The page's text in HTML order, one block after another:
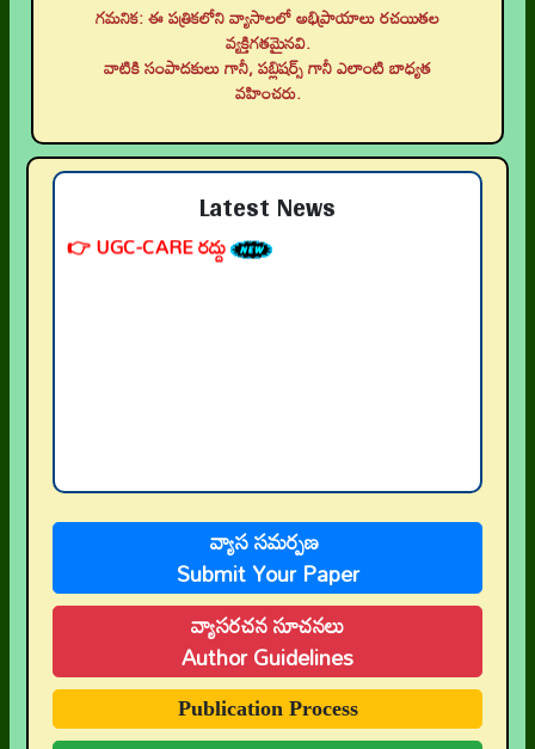
గమనిక: ఈ పత్రికలోని వ్యాసాలలో అభిప్రాయాలు రచయితల
వ్యక్తిగతమైనవి.
వాటికి సంపాదకులు గానీ, పబ్లిషర్స్ గానీ ఎలాంటి బాధ్యత
వహించరు.
Latest News
👉 Call for Papers
👉 Author Guidelines
👉 Submit Abstract
👉 Peer-Review Statement
వ్యాస సమర్పణ
Submit Your Paper
వ్యాసరచన సూచనలు
Author Guidelines
Publication Process